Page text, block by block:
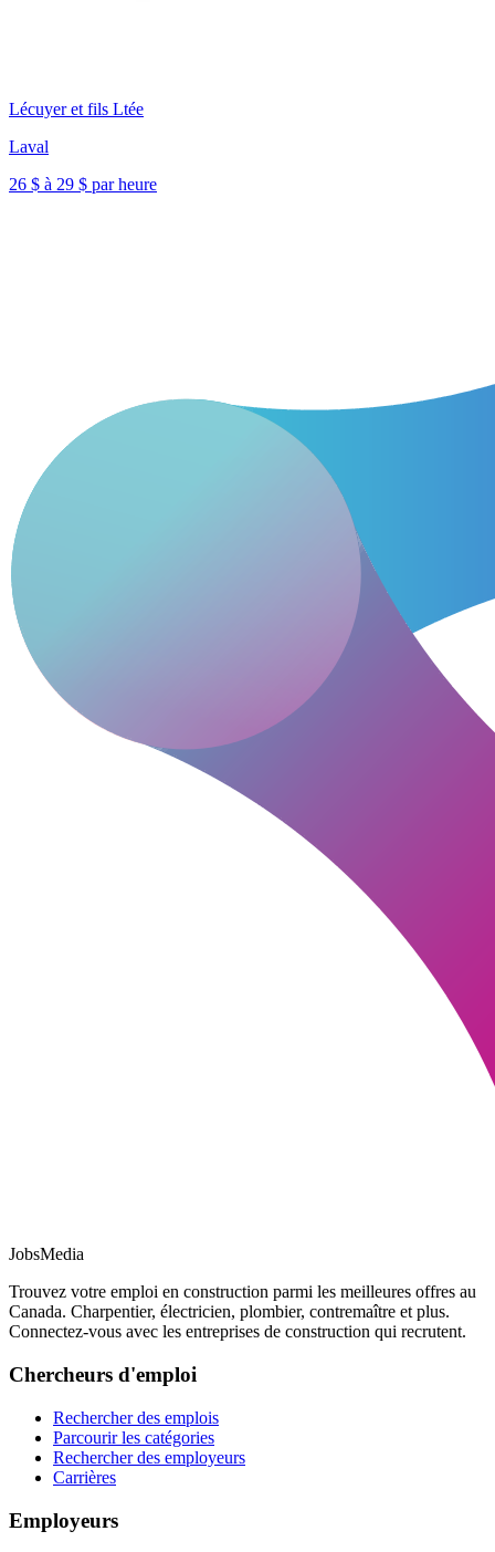
Lécuyer et fils Ltée
Laval
26 $ à 29 $ par heure
JobsMedia
Trouvez votre emploi en construction parmi les meilleures offres au
Canada. Charpentier, électricien, plombier, contremaître et plus.
Connectez-vous avec les entreprises de construction qui recrutent.
Chercheurs d'emploi
Rechercher des emplois
Parcourir les catégories
Rechercher des employeurs
Carrières
Employeurs